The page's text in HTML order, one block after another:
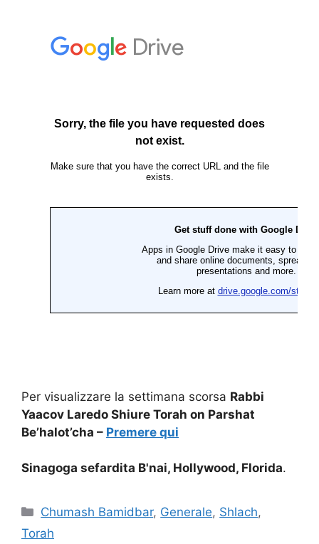
Per visualizzare la settimana scorsa Rabbi
Yaacov Laredo Shiure Torah on Parshat
Be’halot’cha – Premere qui
Sinagoga sefardita B'nai, Hollywood, Florida.
Chumash Bamidbar, Generale, Shlach,
Torah